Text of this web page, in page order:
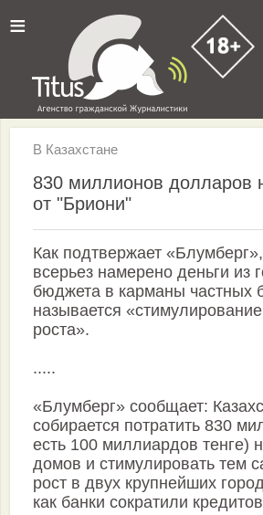
≡
В Казахстане
830 миллионов долларов
от "Бриони"
Как подтвержает
всерьез намерено деньги из
бюджета в карманы частных
называется
роста».
.....
«Блумберг» сообщает:
собирается потратить 830
есть 100 миллиардов тенге)
домов и стимулировать тем
рост в двух крупнейших
как банки сократили